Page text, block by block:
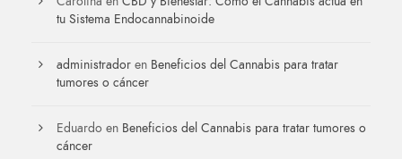
tu Sistema Endocannabinoide
administrador en Beneficios del Cannabis para tratar
tumores o cáncer
Eduardo en Beneficios del Cannabis para tratar tumores o
cáncer